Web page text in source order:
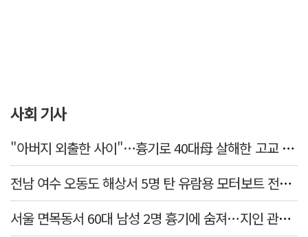
사회 기사
"아버지 외출한 사이"…흉기로 40대母 살해한 고교 자퇴생, 구속 기로에
전남 여수 오동도 해상서 5명 탄 유람용 모터보트 전복…2명 숨져
서울 면목동서 60대 남성 2명 흉기에 숨져…지인 관계로 추정